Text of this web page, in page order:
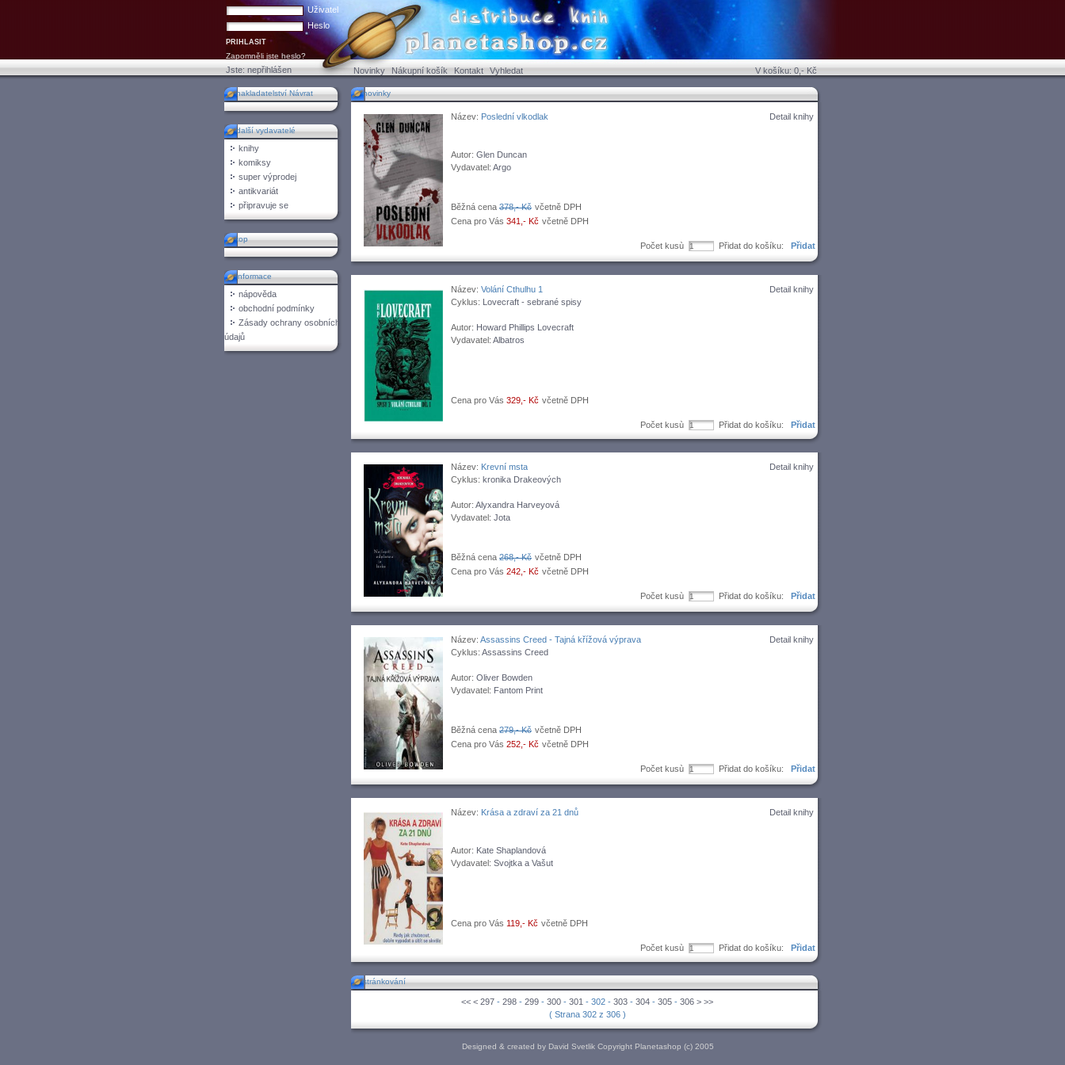
Uživatel
Heslo
Zapomněli jste heslo?
Jste:nepřihlášen Novinky Nákupní košík Kontakt Vyhledat V košíku: 0,- Kč
nakladatelství Návrat
další vydavatelé
knihy
komiksy
super výprodej
antikvariát
připravuje se
top
informace
nápověda
obchodní podmínky
Zásady ochrany osobních
údajů
novinky
Název: Poslední vlkodlak
Autor: Glen Duncan
Vydavatel: Argo
Detail knihy
Běžná cena 378,- Kč včetně DPH
Cena pro Vás 341,- Kč včetně DPH
Počet kusù Přidat do košíku:
Název: Volání Cthulhu 1
Cyklus: Lovecraft - sebrané spisy
Autor: Howard Phillips Lovecraft
Vydavatel: Albatros
Detail knihy
Cena pro Vás 329,- Kč včetně DPH
Počet kusù Přidat do košíku:
Název: Krevní msta
Cyklus: kronika Drakeových
Autor: Alyxandra Harveyová
Vydavatel: Jota
Detail knihy
Běžná cena 268,- Kč včetně DPH
Cena pro Vás 242,- Kč včetně DPH
Počet kusù Přidat do košíku:
Název: Assassins Creed - Tajná křížová výprava
Cyklus: Assassins Creed
Autor: Oliver Bowden
Vydavatel: Fantom Print
Detail knihy
Běžná cena 279,- Kč včetně DPH
Cena pro Vás 252,- Kč včetně DPH
Počet kusù Přidat do košíku:
Název: Krása a zdraví za 21 dnů
Autor: Kate Shaplandová
Vydavatel: Svojtka a Vašut
Detail knihy
Cena pro Vás 119,- Kč včetně DPH
Počet kusù Přidat do košíku:
stránkování
<< < 297 - 298 - 299 - 300 - 301 - 302 - 303 - 304 - 305 - 306 > >>
( Strana 302 z 306 )
Designed & created by David Svetlik Copyright Planetashop (c) 2005